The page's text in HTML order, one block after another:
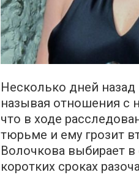
Несколько дней назад
называя отношения с
что в ходе
тюрьме и ему грозит
Волочкова выбирает
коротких сроках